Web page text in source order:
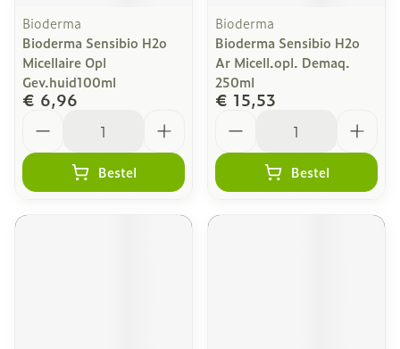
Bioderma
Bioderma Sensibio H2o
Micellaire Opl
Gev.huid100ml
€ 6,96
Bestel
Bioderma
Bioderma Sensibio H2o
Ar Micell.opl. Demaq.
250ml
€ 15,53
Bestel